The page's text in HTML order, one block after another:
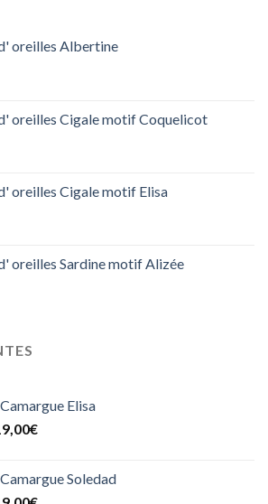
oreilles Albertine
oreilles Cigale motif Coquelicot
oreilles Cigale motif Elisa
oreilles Sardine motif Alizée
Elisa
€
Soledad